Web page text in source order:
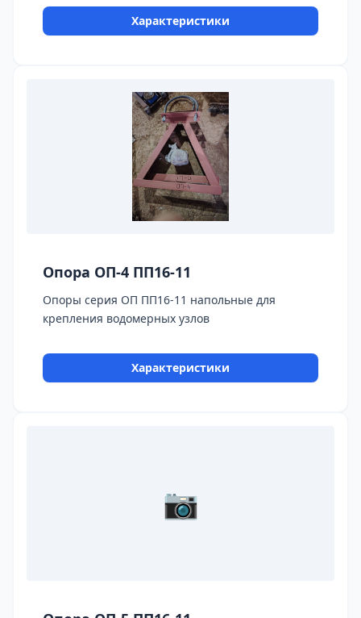
Гарантия 24 месяца. Бесплатная доставка до ТК
ПЭК, СДЭК, Деловые Линии.
Характеристики
Опора ОП-4 ПП16-11
Опоры серия ОП ПП16-11 напольные для
крепления водомерных узлов
Характеристики
📷